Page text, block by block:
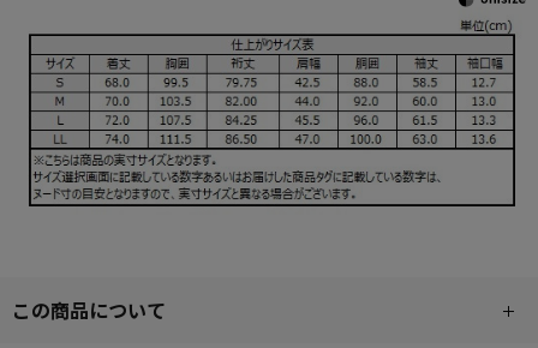
この商品について